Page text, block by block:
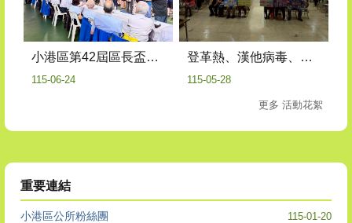
小港區第42屆區長盃桌球錦標賽
115-06-24
登革熱、漢他病毒、交通安全及反毒宣導
115-05-28
更多 活動花絮
重要連結
115-01-20
小港區公所粉絲團